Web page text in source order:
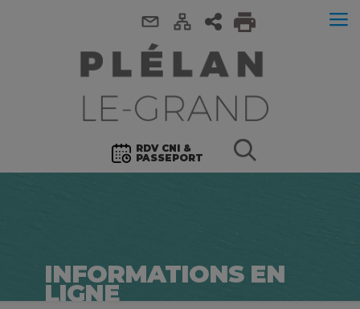
RDV CNI &
PASSEPORT
INFORMATIONS EN
LIGNE